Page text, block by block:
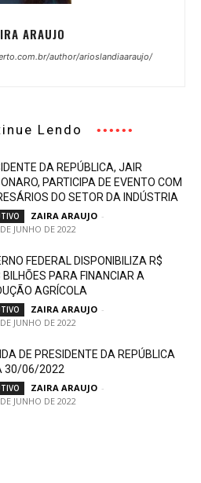
ARAUJO
author/arioslandiaaraujo/
Lendo
DA REPÚBLICA, JAIR
PARTICIPA DE EVENTO COM
DO SETOR DA INDÚSTRIA
ZAIRA ARAUJO -
JUNHO DE 2022
FEDERAL DISPONIBILIZA R$
PARA FINANCIAR A
AGRÍCOLA
ZAIRA ARAUJO -
JUNHO DE 2022
DE PRESIDENTE DA REPÚBLICA
30/06/2022
ZAIRA ARAUJO -
JUNHO DE 2022